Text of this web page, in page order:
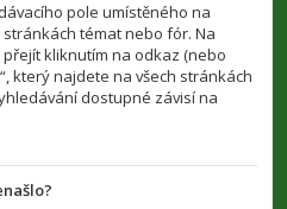
pole umístěného na
témat nebo fór. Na
kliknutím na odkaz (nebo
který najdete na všech stránkách
dostupné závisí na